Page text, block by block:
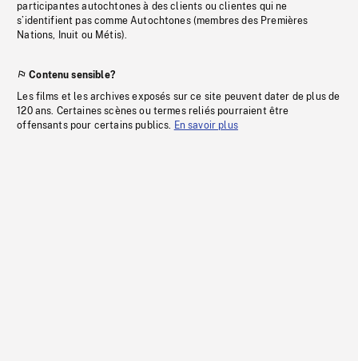
participantes autochtones à des clients ou clientes qui ne
s’identifient pas comme Autochtones (membres des Premières
Nations, Inuit ou Métis).
Contenu sensible?
Les films et les archives exposés sur ce site peuvent dater de plus de
120 ans. Certaines scènes ou termes reliés pourraient être
offensants pour certains publics. En savoir plus